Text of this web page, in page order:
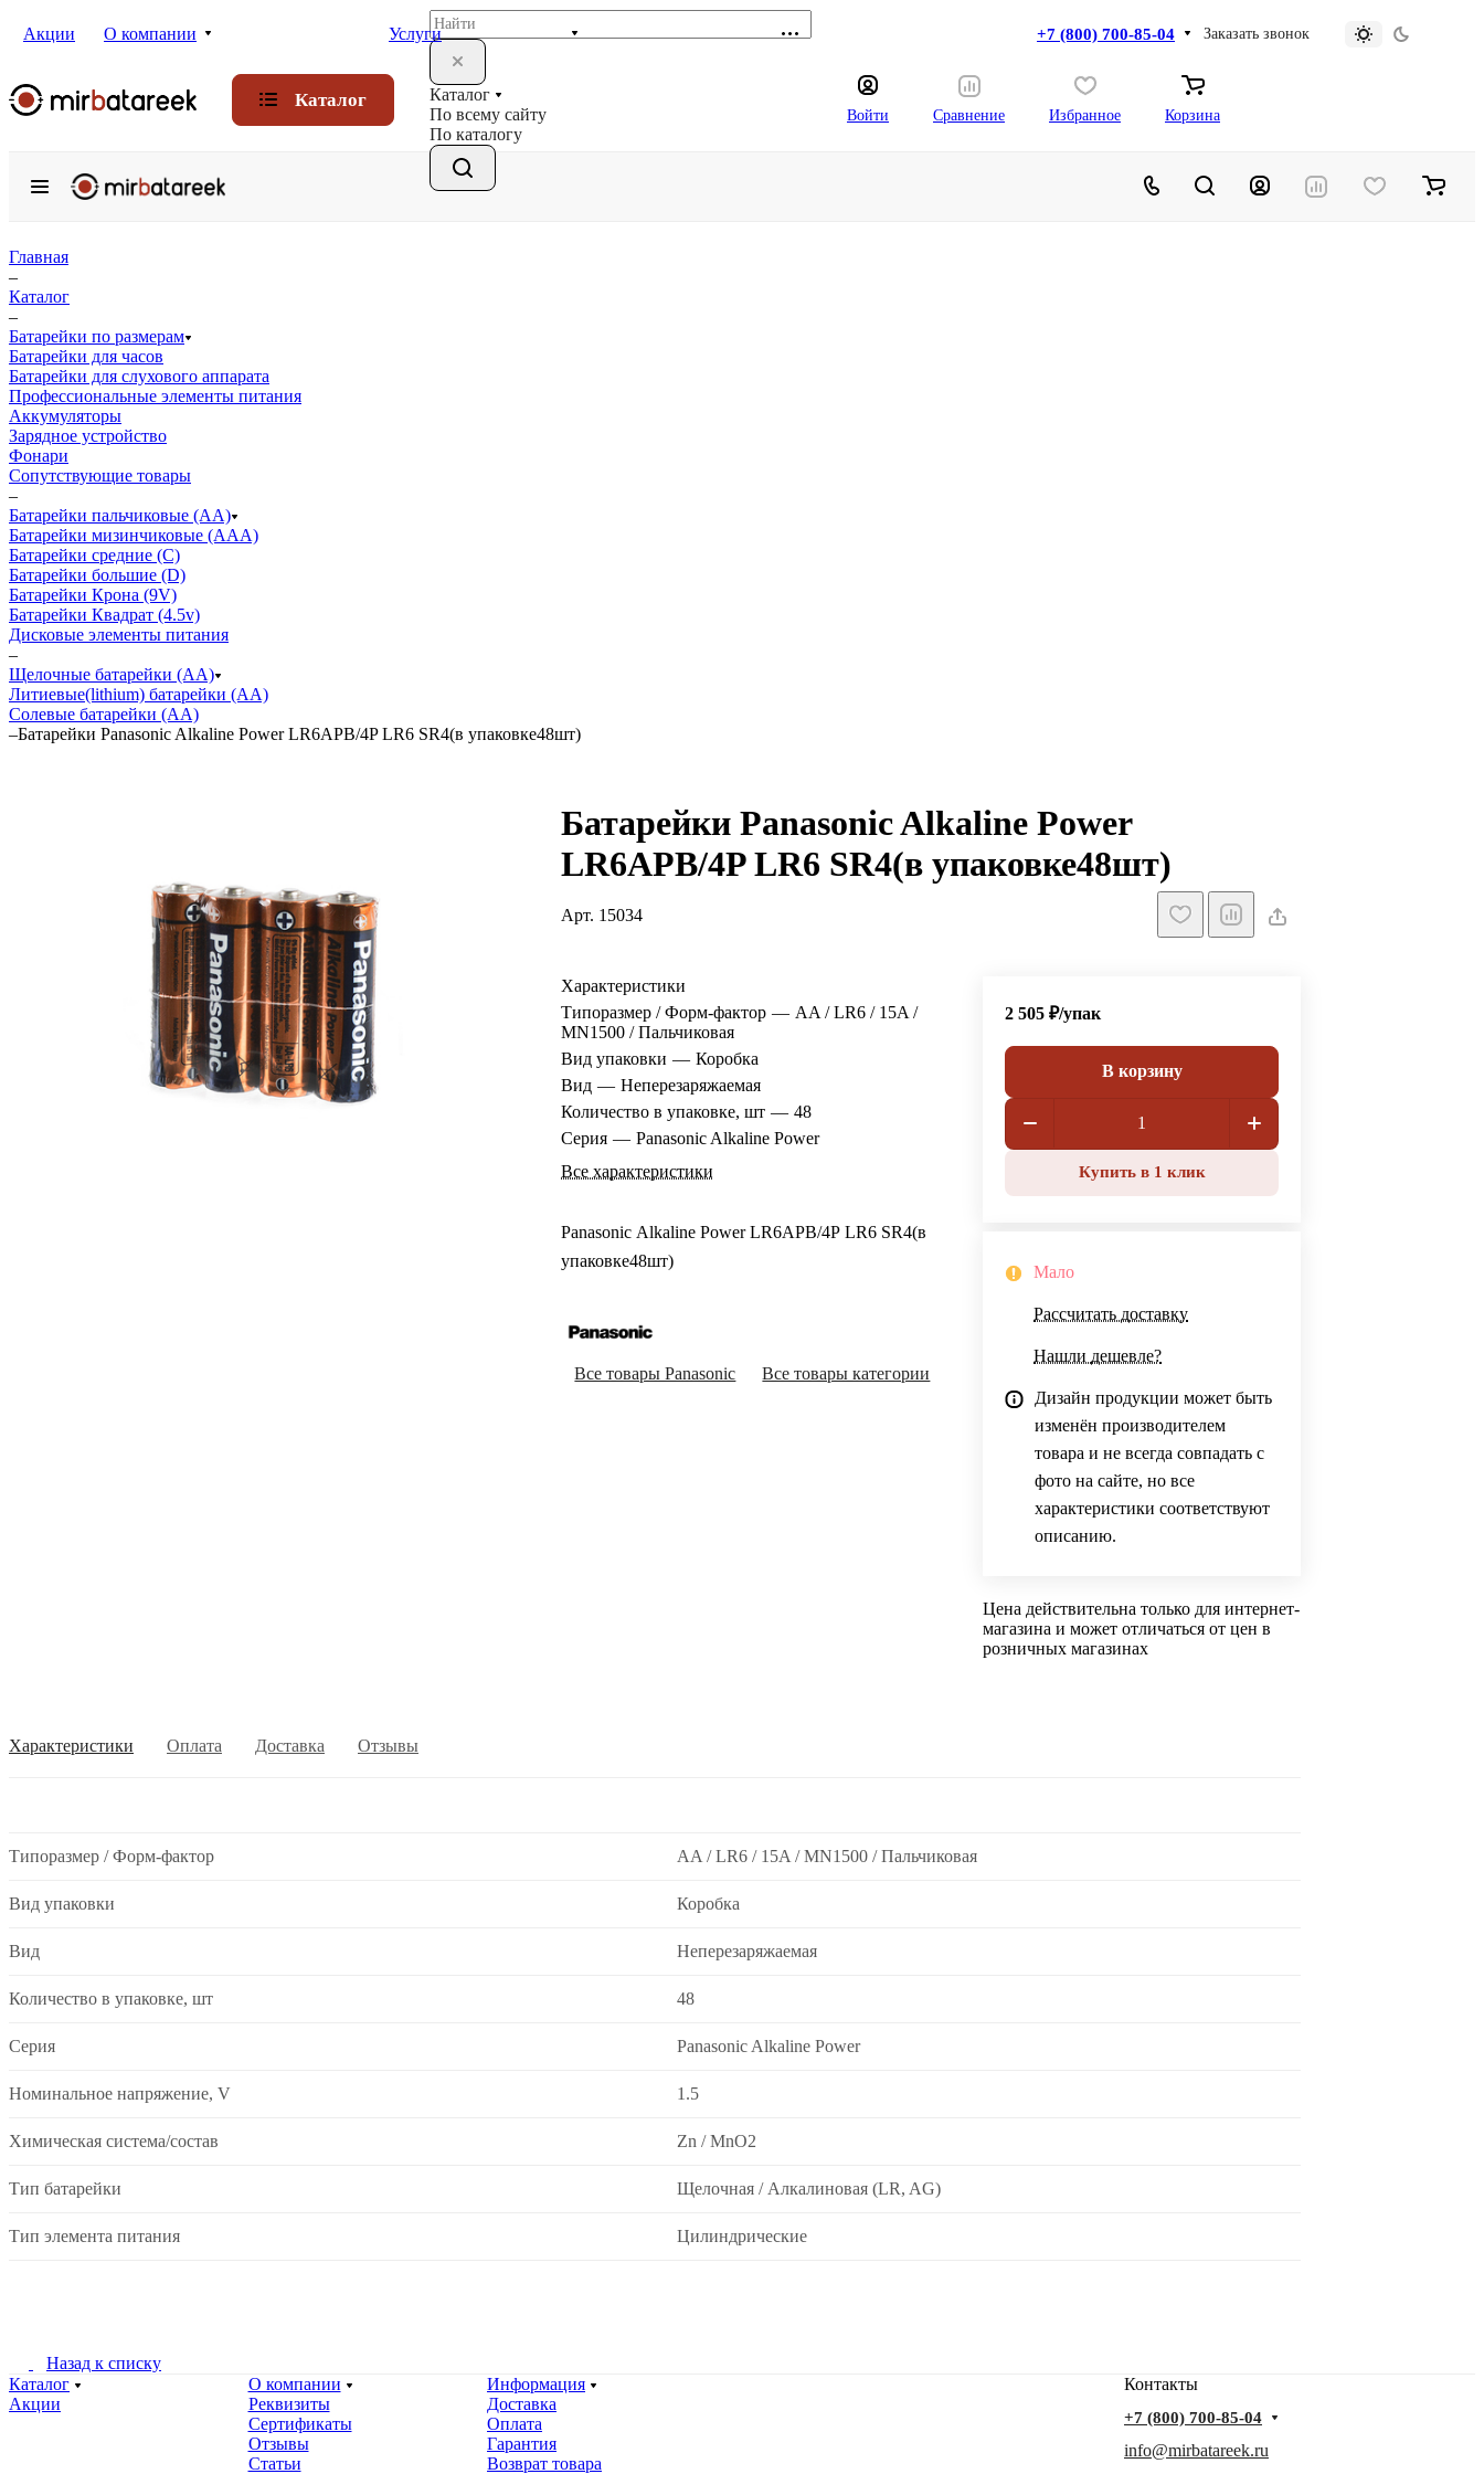
Акции О компании Услуги +7 (800) 700-85-04 Заказать звонок
Каталог
Каталог
По всему сайту
По каталогу
Войти Сравнение Избранное Корзина
Главная
–
Каталог
–
Батарейки по размерам
Батарейки для часов
Батарейки для слухового аппарата
Профессиональные элементы питания
Аккумуляторы
Зарядное устройство
Фонари
Сопутствующие товары
–
Батарейки пальчиковые (АА)
Батарейки мизинчиковые (ААА)
Батарейки средние (С)
Батарейки большие (D)
Батарейки Крона (9V)
Батарейки Квадрат (4.5v)
Дисковые элементы питания
–
Щелочные батарейки (АА)
Литиевые(lithium) батарейки (АА)
Солевые батарейки (АА)
–Батарейки Panasonic Alkaline Power LR6APB/4P LR6 SR4(в упаковке48шт)
Батарейки Panasonic Alkaline Power
LR6APB/4P LR6 SR4(в упаковке48шт)
Арт. 15034
Характеристики
Типоразмер / Форм-фактор — AA / LR6 / 15A /
MN1500 / Пальчиковая
Вид упаковки — Коробка
Вид — Неперезаряжаемая
Количество в упаковке, шт — 48
Серия — Panasonic Alkaline Power
Все характеристики
Panasonic Alkaline Power LR6APB/4P LR6 SR4(в
упаковке48шт)
Все товары Panasonic Все товары категории
2 505 ₽/упак
В корзину
Купить в 1 клик
Мало
Рассчитать доставку
Нашли дешевле?
Дизайн продукции может быть
изменён производителем
товара и не всегда совпадать с
фото на сайте, но все
характеристики соответствуют
описанию.
Цена действительна только для интернет-
магазина и может отличаться от цен в
розничных магазинах
Характеристики Оплата Доставка Отзывы
Типоразмер / Форм-фактор AA / LR6 / 15A / MN1500 / Пальчиковая
Вид упаковки Коробка
Вид Неперезаряжаемая
Количество в упаковке, шт 48
Серия Panasonic Alkaline Power
Номинальное напряжение, V 1.5
Химическая система/состав Zn / MnO2
Тип батарейки Щелочная / Алкалиновая (LR, AG)
Тип элемента питания Цилиндрические
Назад к списку
Каталог
Акции
О компании
Реквизиты
Сертификаты
Отзывы
Статьи
Информация
Доставка
Оплата
Гарантия
Возврат товара
Контакты
+7 (800) 700-85-04
info@mirbatareek.ru